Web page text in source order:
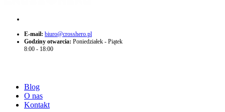
E-mail: biuro@crosshero.pl
Godziny otwarcia: Poniedziałek - Piątek
8:00 - 18:00
Blog
O nas
Kontakt